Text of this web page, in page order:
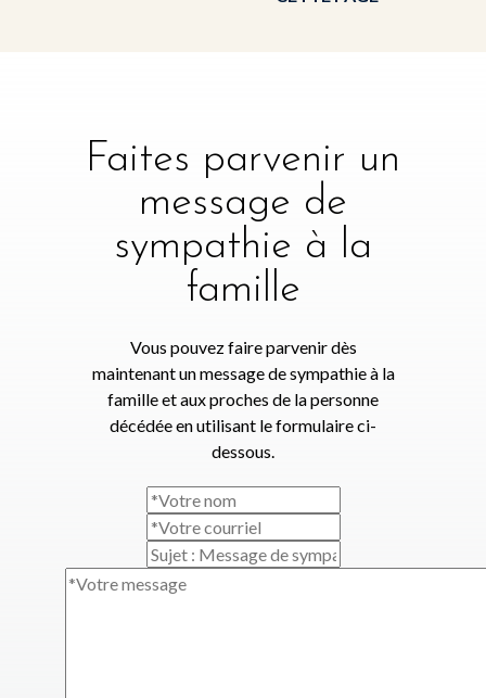
Faites parvenir un
message de
sympathie à la
famille
Vous pouvez faire parvenir dès
maintenant un message de sympathie à la
famille et aux proches de la personne
décédée en utilisant le formulaire ci-
dessous.